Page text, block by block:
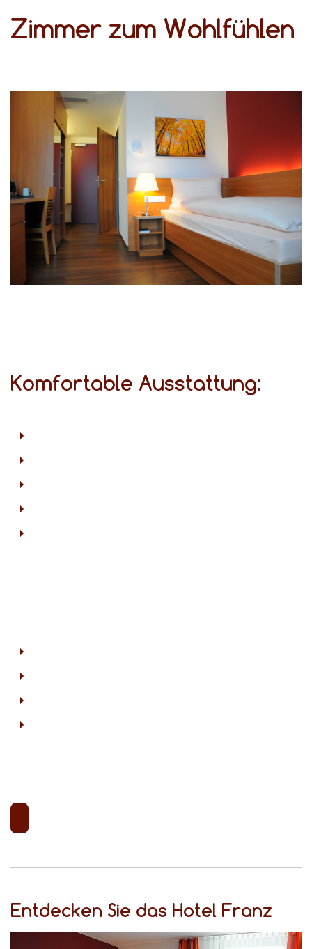
Zimmer zum Wohlfühlen
Komfortable Ausstattung:
Entdecken Sie das Hotel Franz